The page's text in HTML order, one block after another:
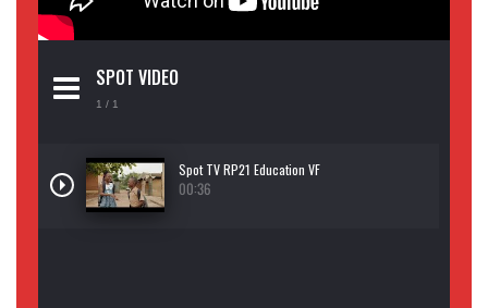
SPOT VIDEO
1 / 1
Spot TV RP21 Education VF
00:36